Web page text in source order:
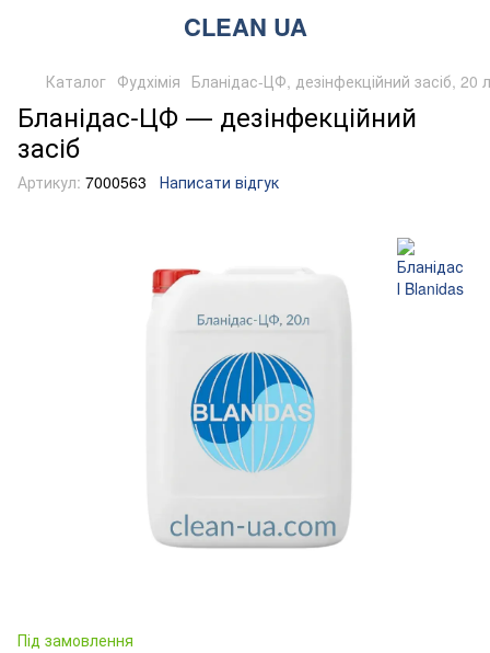
CLEAN UA
Каталог Фудхімія Бланідас-ЦФ, дезінфекційний засіб, 20 л
Бланідас-ЦФ — дезінфекційний
засіб
Артикул: 7000563 Написати відгук
Під замовлення